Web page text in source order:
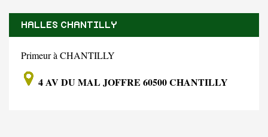
HALLES CHANTILLY
Primeur à CHANTILLY
4 AV DU MAL JOFFRE 60500 CHANTILLY